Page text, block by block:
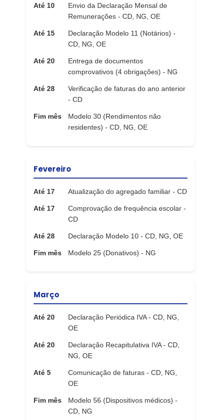
Até 10
Envio da Declaração Mensal de
Remunerações - CD, NG, OE
Até 15
Declaração Modelo 11 (Notários) -
CD, NG, OE
Até 20
Entrega de documentos
comprovativos (4 obrigações) - NG
Até 28
Verificação de faturas do ano anterior
- CD
Fim mês
Modelo 30 (Rendimentos não
residentes) - CD, NG, OE
Fevereiro
Até 17 Atualização do agregado familiar - CD
Até 17
Comprovação de frequência escolar -
CD
Até 28 Declaração Modelo 10 - CD, NG, OE
Fim mês Modelo 25 (Donativos) - NG
Março
Até 20
Declaração Periódica IVA - CD, NG,
OE
Até 20
Declaração Recapitulativa IVA - CD,
NG, OE
Até 5
Comunicação de faturas - CD, NG,
OE
Fim mês
Modelo 56 (Dispositivos médicos) -
CD, NG